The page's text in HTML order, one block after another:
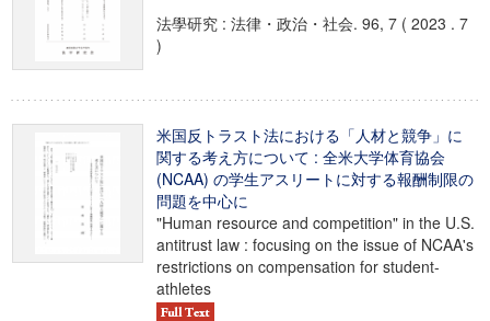
法學研究 : 法律・政治・社会. 96, 7 ( 2023 . 7
)
米国反トラスト法における「人材と競争」に
関する考え方について : 全米大学体育協会
(NCAA) の学生アスリートに対する報酬制限の
問題を中心に
"Human resource and competition" in the U.S.
antitrust law : focusing on the issue of NCAA's
restrictions on compensation for student-
athletes